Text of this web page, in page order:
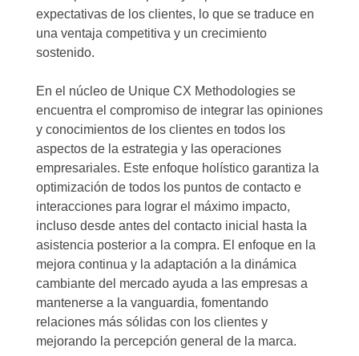
expectativas de los clientes, lo que se traduce en
una ventaja competitiva y un crecimiento
sostenido.
En el núcleo de Unique CX Methodologies se
encuentra el compromiso de integrar las opiniones
y conocimientos de los clientes en todos los
aspectos de la estrategia y las operaciones
empresariales. Este enfoque holístico garantiza la
optimización de todos los puntos de contacto e
interacciones para lograr el máximo impacto,
incluso desde antes del contacto inicial hasta la
asistencia posterior a la compra. El enfoque en la
mejora continua y la adaptación a la dinámica
cambiante del mercado ayuda a las empresas a
mantenerse a la vanguardia, fomentando
relaciones más sólidas con los clientes y
mejorando la percepción general de la marca.